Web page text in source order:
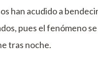
han acudido a
pues el fenómeno
tras noche.